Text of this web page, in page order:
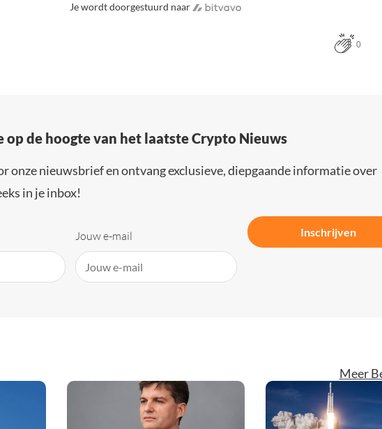
Je wordt doorgestuurd naar
0
op de hoogte van het laatste Crypto Nieuws
onze nieuwsbrief en ontvang exclusieve, diepgaande informatie over
in je inbox!
Jouw e-mail Inschrijven
Meer